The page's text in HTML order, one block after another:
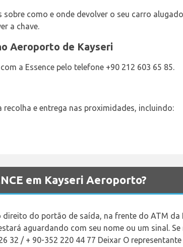
como e onde devolver o seu carro
a chave.
Aeroporto de Kayseri
a Essence pelo telefone +90 212 603 65 85.
e entrega nas proximidades, incluindo:
em Kayseri Aeroporto?
do portão de saída, na frente do ATM da
aguardando com seu nome ou um sinal.
32 / + 90-352 220 44 77 Deixar O